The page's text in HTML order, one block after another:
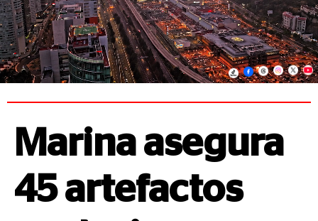
Marina asegura
45 artefactos